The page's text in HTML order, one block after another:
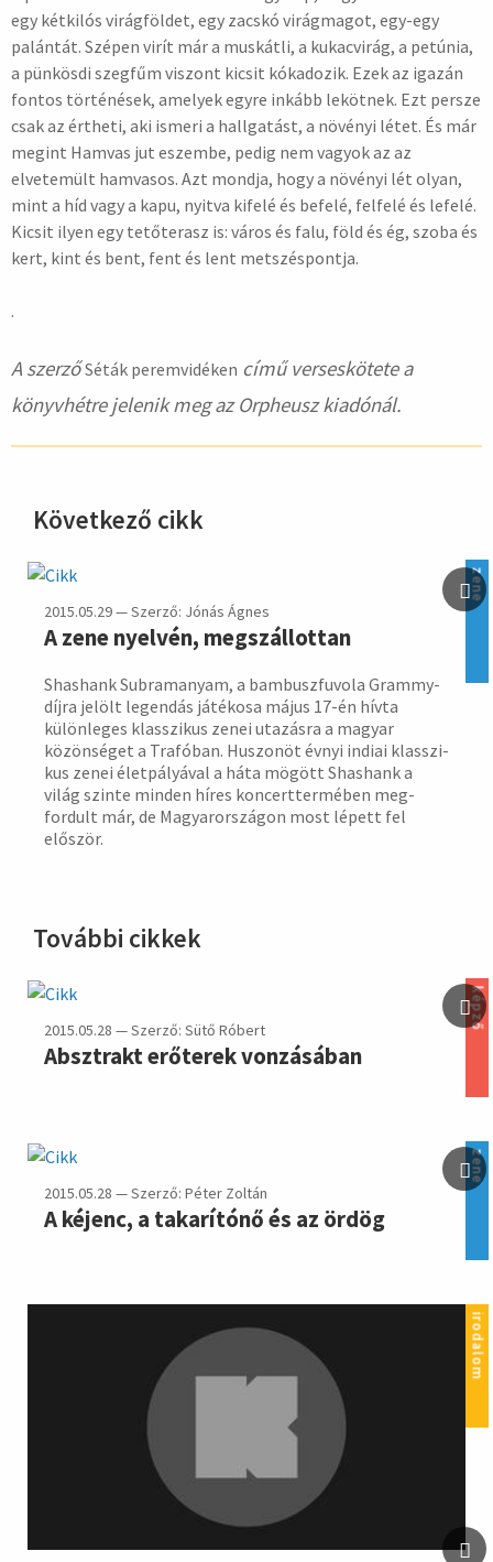
egy kétkilós virágföldet, egy zacskó virágmagot, egy-egy
palántát. Szépen virít már a muskátli, a kukacvirág, a petúnia,
a pünkösdi szegfűm viszont kicsit kókadozik. Ezek az igazán
fontos történések, amelyek egyre inkább lekötnek. Ezt persze
csak az értheti, aki ismeri a hallgatást, a növényi létet. És már
megint Hamvas jut eszembe, pedig nem vagyok az az
elvetemült hamvasos. Azt mondja, hogy a növényi lét olyan,
mint a híd vagy a kapu, nyitva kifelé és befelé, felfelé és lefelé.
Kicsit ilyen egy tetőterasz is: város és falu, föld és ég, szoba és
kert, kint és bent, fent és lent metszéspontja.
.
A szerzőSéták peremvidéken című verseskötete a
könyvhétre jelenik meg az Orpheusz kiadónál.
Következő cikk
zene
2015.05.29 — Szerző: Jónás Ágnes
A zene nyelvén, megszállottan
Shashank Subramanyam, a bambusz­fuvola Gram­my-
díjra jelölt legen­dás játé­kosa május 17-én hívta
külön­leges klasszi­kus zenei uta­zásra a magyar
közön­séget a Trafóban. Hu­szonöt évnyi indiai klasszi­
kus zenei élet­pályá­val a háta mögött Shashank a
világ szinte minden híres koncert­ter­mében meg­
fordult már, de Magyar­orszá­gon most lépett fel
először.
További cikkek
képző
2015.05.28 — Szerző: Sütő Róbert
Absztrakt erőterek vonzásában
zene
2015.05.28 — Szerző: Péter Zoltán
A kéjenc, a takarítónő és az ördög
irodalom